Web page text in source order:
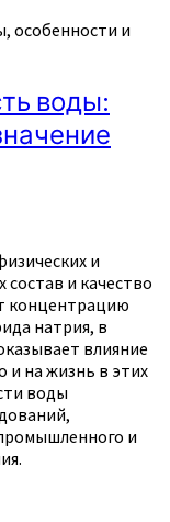
особенности и
воды:
и
и качество
концентрацию
натрия, в
влияние
и на жизнь в этих
воды
и